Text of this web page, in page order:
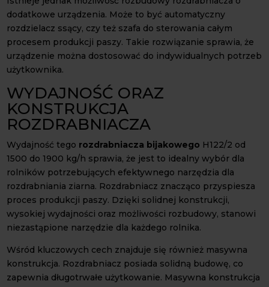
dodatkowe urządzenia. Może to być automatyczny
rozdzielacz ssący, czy też szafa do sterowania całym
procesem produkcji paszy. Takie rozwiązanie sprawia, że
urządzenie można dostosować do indywidualnych potrzeb
użytkownika.
WYDAJNOŚĆ ORAZ
KONSTRUKCJA
ROZDRABNIACZA
Wydajność tego rozdrabniacza bijakowego H122/2 od
1500 do 1900 kg/h sprawia, że jest to idealny wybór dla
rolników potrzebujących efektywnego narzędzia dla
rozdrabniania ziarna. Rozdrabniacz znacząco przyspiesza
proces produkcji paszy. Dzięki solidnej konstrukcji,
wysokiej wydajności oraz możliwości rozbudowy, stanowi
niezastąpione narzędzie dla każdego rolnika.
Wśród kluczowych cech znajduje się również masywna
konstrukcja. Rozdrabniacz posiada solidną budowę, co
zapewnia długotrwałe użytkowanie. Masywna konstrukcja